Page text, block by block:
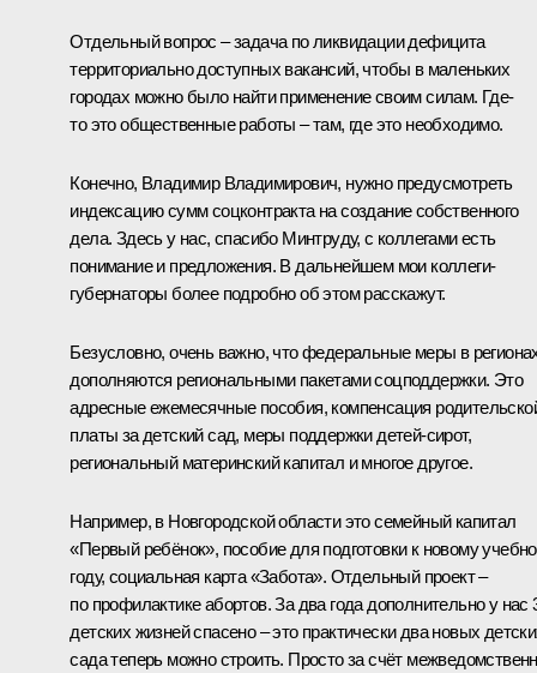
Отдельный вопрос – задача по ликвидации дефицита
территориально доступных вакансий, чтобы в маленьких
городах можно было найти применение своим силам. Где-
то это общественные работы – там, где это необходимо.
Конечно, Владимир Владимирович, нужно предусмотреть
индексацию сумм соцконтракта на создание собственного
дела. Здесь у нас, спасибо Минтруду, с коллегами есть
понимание и предложения. В дальнейшем мои коллеги-
губернаторы более подробно об этом расскажут.
Безусловно, очень важно, что федеральные меры в
дополняются региональными пакетами соцподдержки. Это
адресные ежемесячные пособия, компенсация
платы за детский сад, меры поддержки детей-сирот,
региональный материнский капитал и многое другое.
Например, в Новгородской области это семейный капитал
«Первый ребёнок», пособие для подготовки к новому
году, социальная карта «Забота». Отдельный проект –
по профилактике абортов. За два года дополнительно у нас
детских жизней спасено – это практически два новых
сада теперь можно строить. Просто за счёт